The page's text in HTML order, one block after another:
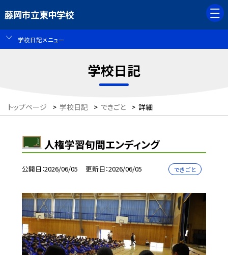
藤岡市立東中学校
学校日記メニュー
学校日記
トップページ > 学校日記 > できごと > 詳細
人権学習旬間エンディング
公開日 2026/06/05 更新日 2026/06/05 できごと